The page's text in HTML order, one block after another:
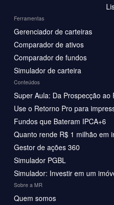
Ferramentas
Gerenciador de carteiras
Comparador de ativos
Comparador de fundos
Simulador de carteira
Conteúdos
Super Aula: Da Prospecção ao
Use o Retorno Pro para
Fundos que Bateram IPCA+6
Quanto rende R$ 1 milhão em
Gestor de ações 360
Simulador PGBL
Simulador: Investir em um
Sobre a MR
Quem somos